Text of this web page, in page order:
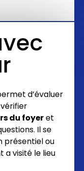
d’évaluer
du foyeret
Il se
présentiel ou
a visité le lieu